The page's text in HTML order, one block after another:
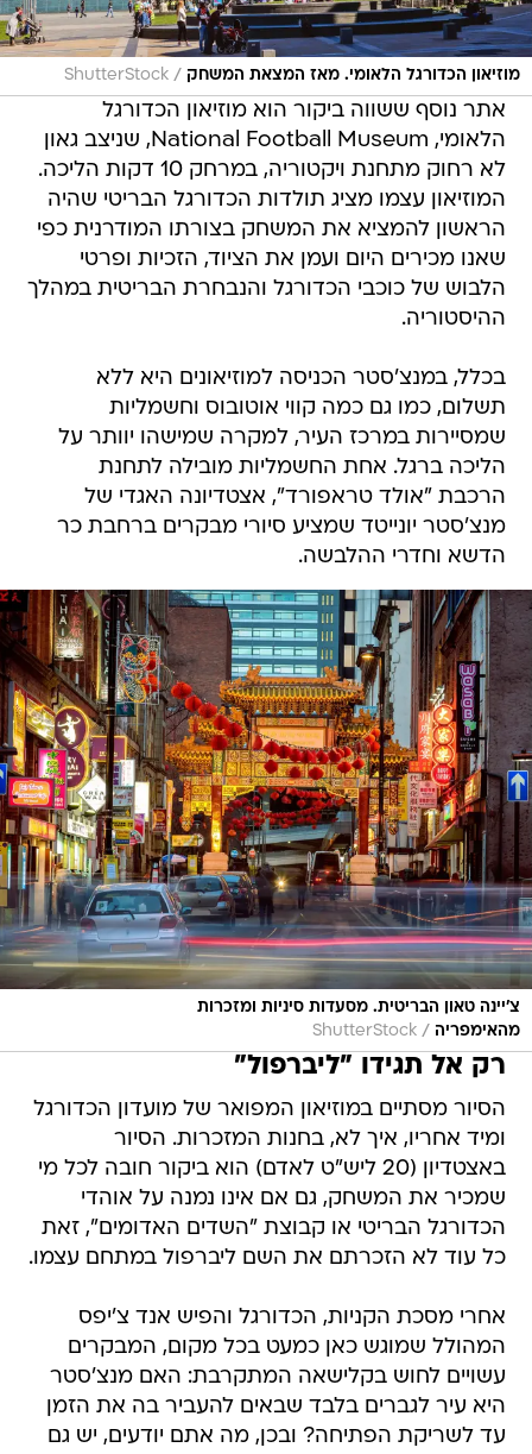
מוזיאון הכדורגל הלאומי. מאז המצאת המשחק /
ShutterStock
אתר נוסף ששווה ביקור הוא מוזיאון הכדורגל
הלאומי, National Football Museum, שניצב גאון
לא רחוק מתחנת ויקטוריה, במרחק 10 דקות הליכה.
המוזיאון עצמו מציג תולדות הכדורגל הבריטי שהיה
הראשון להמציא את המשחק בצורתו המודרנית כפי
שאנו מכירים היום ועמן את הציוד, הזכיות ופרטי
הלבוש של כוכבי הכדורגל והנבחרת הבריטית במהלך
ההיסטוריה.
בכלל, במנצ'סטר הכניסה למוזיאונים היא ללא
תשלום, כמו גם כמה קווי אוטובוס וחשמליות
שמסיירות במרכז העיר, למקרה שמישהו יוותר על
הליכה ברגל. אחת החשמליות מובילה לתחנת
הרכבת "אולד טראפורד", אצטדיונה האגדי של
מנצ'סטר יונייטד שמציע סיורי מבקרים ברחבת כר
הדשא וחדרי ההלבשה.
צ'יינה טאון הבריטית. מסעדות סיניות ומזכרות
מהאימפריה /
ShutterStock
רק אל תגידו "ליברפול"
הסיור מסתיים במוזיאון המפואר של מועדון הכדורגל
ומיד אחריו, איך לא, בחנות המזכרות. הסיור
באצטדיון (20 ליש"ט לאדם) הוא ביקור חובה לכל מי
שמכיר את המשחק, גם אם אינו נמנה על אוהדי
הכדורגל הבריטי או קבוצת "השדים האדומים", זאת
כל עוד לא הזכרתם את השם ליברפול במתחם עצמו.
אחרי מסכת הקניות, הכדורגל והפיש אנד צ'יפס
המהולל שמוגש כאן כמעט בכל מקום, המבקרים
עשויים לחוש בקלישאה המתקרבת: האם מנצ'סטר
היא עיר לגברים בלבד שבאים להעביר בה את הזמן
עד לשריקת הפתיחה? ובכן, מה אתם יודעים, יש גם